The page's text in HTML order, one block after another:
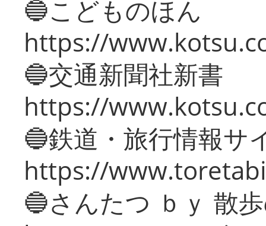
🔵こどものほん
https://
🔵交通新聞社新書
https://
🔵鉄道・旅行情報サ
https://
🔵さんたつ ｂｙ 散